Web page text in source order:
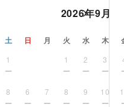
土
1
8
2026年9月
日 月 火 水 木
1 2 3
6 7 8 9 10